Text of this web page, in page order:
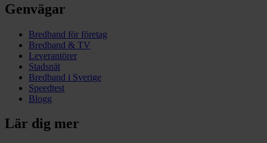
Genvägar
Bredband för företag
Bredband & TV
Leverantörer
Stadsnät
Bredband i Sverige
Speedtest
Blogg
Lär dig mer